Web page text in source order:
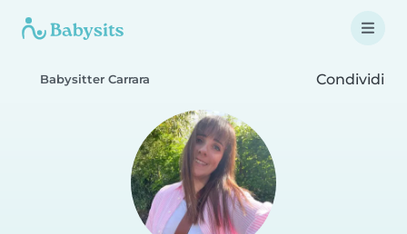
Babysitter Carrara Condividi